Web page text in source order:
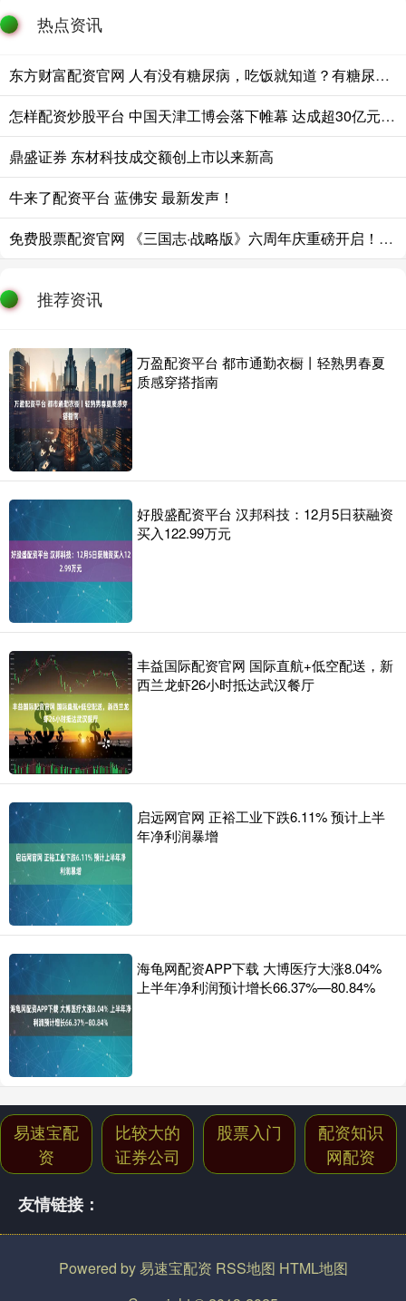
热点资讯
东方财富配资官网 人有没有糖尿病，吃饭就知道？有糖尿病的人，吃饭常有这5个表现
怎样配资炒股平台 中国天津工博会落下帷幕 达成超30亿元意向订单
鼎盛证券 东材科技成交额创上市以来新高
牛来了配资平台 蓝佛安 最新发声！
免费股票配资官网 《三国志·战略版》六周年庆重磅开启！豪掷亿元现金
推荐资讯
万盈配资平台 都市通勤衣橱丨轻熟男春夏
质感穿搭指南
好股盛配资平台 汉邦科技：12月5日获融资
买入122.99万元
丰益国际配资官网 国际直航+低空配送，新
西兰龙虾26小时抵达武汉餐厅
启远网官网 正裕工业下跌6.11% 预计上半
年净利润暴增
海龟网配资APP下载 大博医疗大涨8.04%
上半年净利润预计增长66.37%—80.84%
易速宝配
资
比较大的
证券公司
股票入门
配资知识
网配资
友情链接：
Powered by易速宝配资 RSS地图 HTML地图